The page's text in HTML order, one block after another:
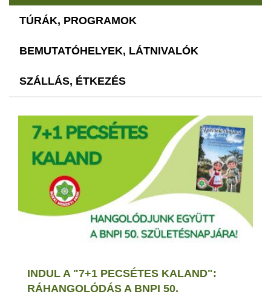
TÚRÁK, PROGRAMOK
BEMUTATÓHELYEK, LÁTNIVALÓK
SZÁLLÁS, ÉTKEZÉS
INDUL A "7+1 PECSÉTES KALAND":
RÁHANGOLÓDÁS A BNPI 50.